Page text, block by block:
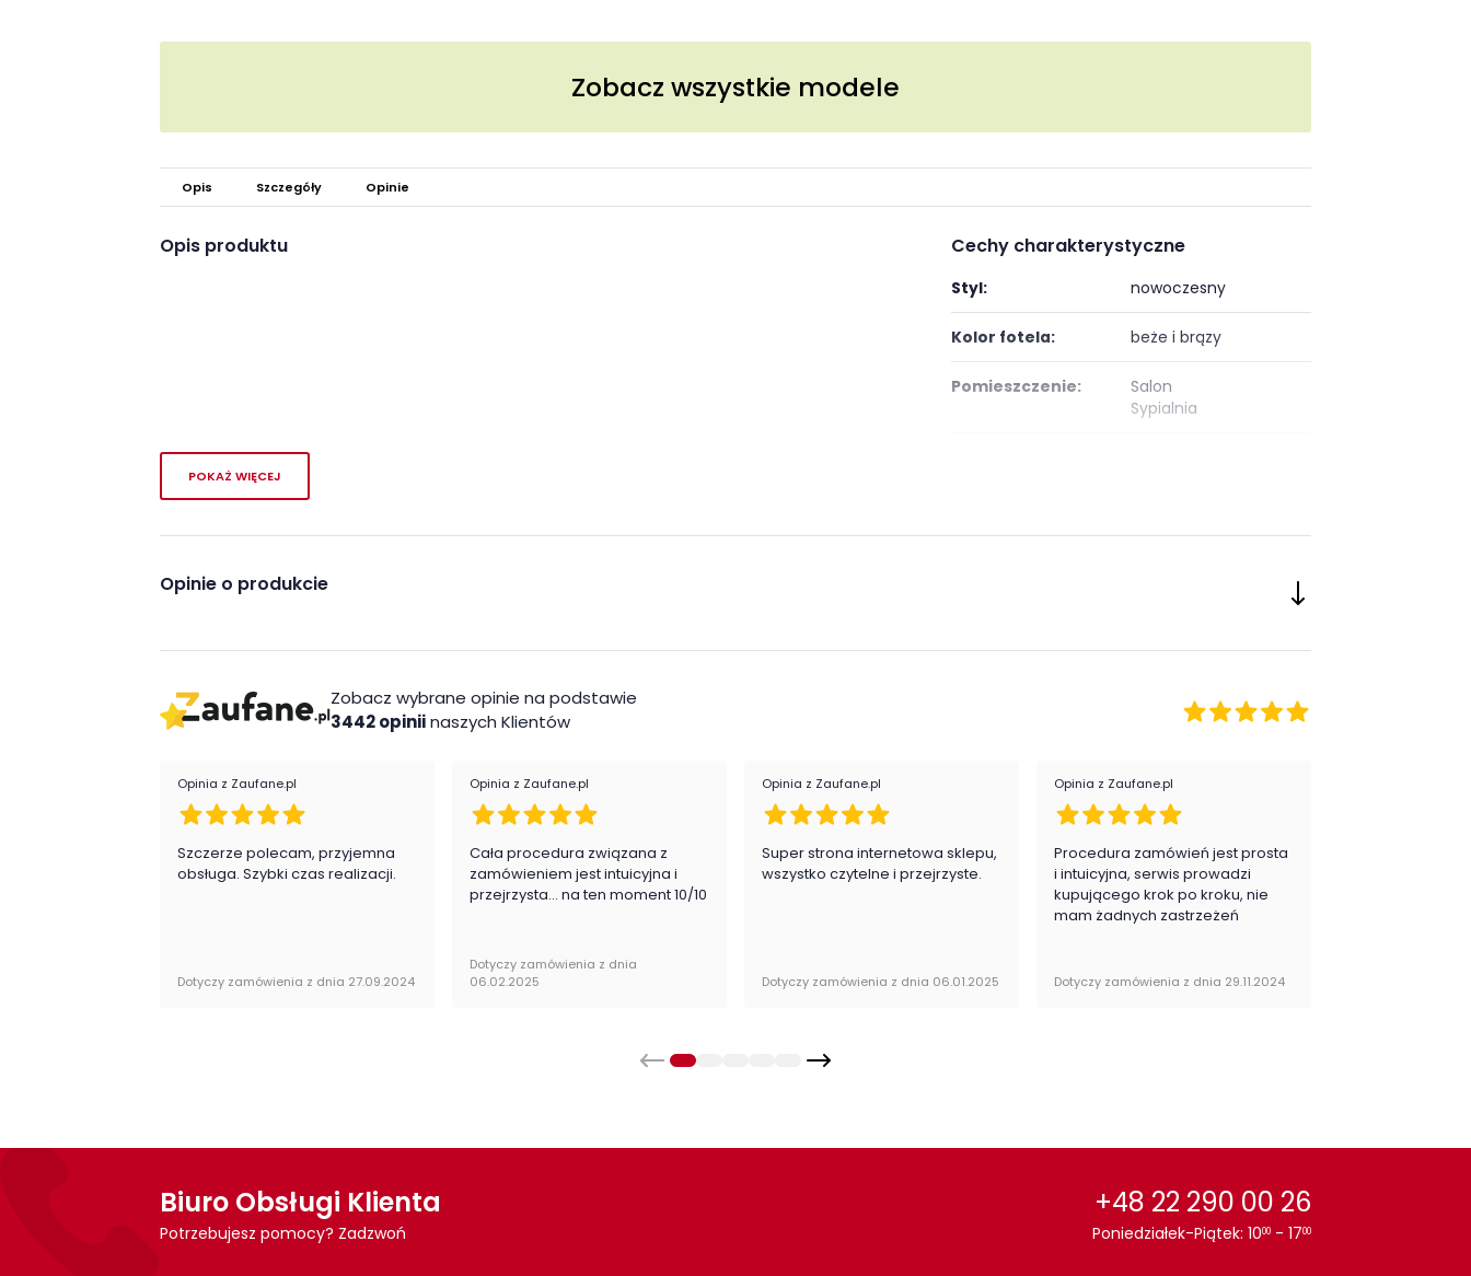
Zobacz wszystkie modele
Opis Szczegóły Opinie
Opis produktu Cechy charakterystyczne
Styl: nowoczesny
Kolor fotela: beże i brązy
Pomieszczenie:
Salon
Sypialnia
POKAŻ WIĘCEJ
Opinie o produkcie
Zobacz wybrane opinie na podstawie
3442 opiniinaszych Klientów
Opinia z Zaufane.pl
Szczerze polecam, przyjemna
obsługa. Szybki czas realizacji.
Dotyczy zamówienia z dnia 27.09.2024
Opinia z Zaufane.pl
Cała procedura związana z
zamówieniem jest intuicyjna i
przejrzysta... na ten moment 10/10
Dotyczy zamówienia z dnia
06.02.2025
Opinia z Zaufane.pl
Super strona internetowa sklepu,
wszystko czytelne i przejrzyste.
Dotyczy zamówienia z dnia 06.01.2025
Opinia z Zaufane.pl
Procedura zamówień jest prosta
i intuicyjna, serwis prowadzi
kupującego krok po kroku, nie
mam żadnych zastrzeżeń
Dotyczy zamówienia z dnia 29.11.2024
Biuro Obsługi Klienta
Potrzebujesz pomocy? Zadzwoń
+48 22 290 00 26
Poniedziałek-Piątek: 1000 - 1700